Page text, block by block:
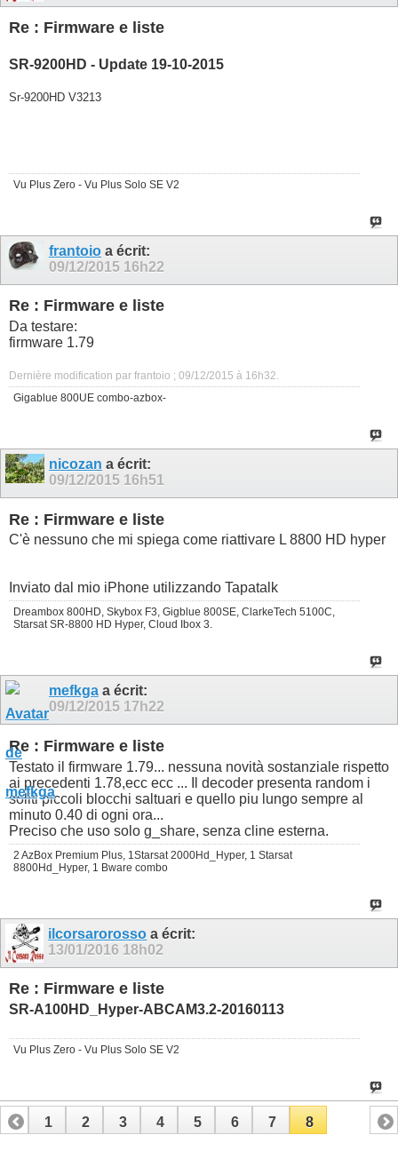
Re : Firmware e liste
SR-9200HD - Update 19-10-2015
Sr-9200HD V3213
Vu Plus Zero - Vu Plus Solo SE V2
frantoio a écrit:
09/12/2015 16h22
Re : Firmware e liste
Da testare:
firmware 1.79
Dernière modification par frantoio ; 09/12/2015 à 16h32.
Gigablue 800UE combo-azbox-
nicozan a écrit:
09/12/2015 16h51
Re : Firmware e liste
C'è nessuno che mi spiega come riattivare L 8800 HD hyper
Inviato dal mio iPhone utilizzando Tapatalk
Dreambox 800HD, Skybox F3, Gigblue 800SE, ClarkeTech 5100C,
Starsat SR-8800 HD Hyper, Cloud Ibox 3.
mefkga a écrit:
09/12/2015 17h22
Re : Firmware e liste
Testato il firmware 1.79... nessuna novità sostanziale rispetto
ai precedenti 1.78,ecc ecc ... Il decoder presenta random i
soliti piccoli blocchi saltuari e quello piu lungo sempre al
minuto 0.40 di ogni ora...
Preciso che uso solo g_share, senza cline esterna.
2 AzBox Premium Plus, 1Starsat 2000Hd_Hyper, 1 Starsat
8800Hd_Hyper, 1 Bware combo
ilcorsarorosso a écrit:
13/01/2016 18h02
Re : Firmware e liste
SR-A100HD_Hyper-ABCAM3.2-20160113
Vu Plus Zero - Vu Plus Solo SE V2
1 2 3 4 5 6 7 8